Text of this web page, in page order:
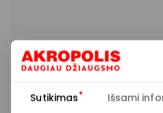
Sutikimas Išsami